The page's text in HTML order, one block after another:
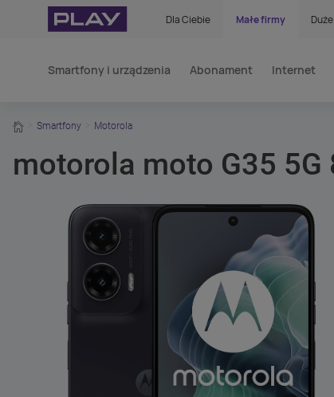
Dla Ciebie Małe firmy
Smartfony i urządzenia Abonament Internet
home
Smartfony Motorola
motorola moto G35 5G